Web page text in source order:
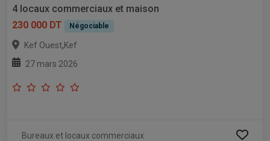
4 locaux commerciaux et maison
230 000 DT
Négociable
Kef Ouest,Kef
27 mars 2026
Bureaux et locaux commerciaux